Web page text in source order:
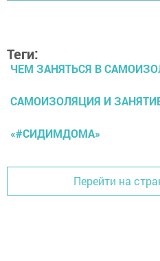
Теги:
ЧЕМ ЗАНЯТЬСЯ В
САМОИЗОЛЯЦИЯ И
«#СИДИМДОМА»
Перейти на